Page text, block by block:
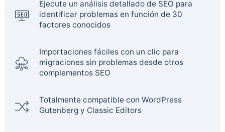
Ejecute un análisis detallado de SEO para
identificar problemas en función de 30
factores conocidos
Importaciones fáciles con un clic para
migraciones sin problemas desde otros
complementos SEO
Totalmente compatible con WordPress
Gutenberg y Classic Editors